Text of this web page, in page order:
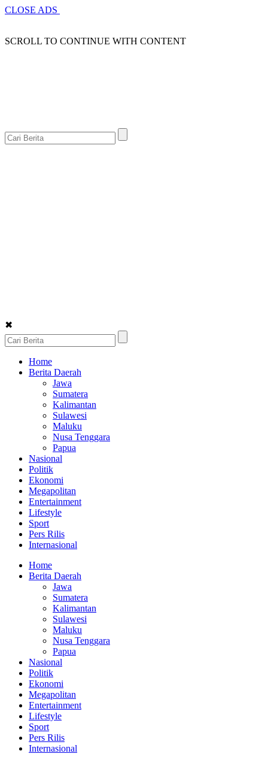
CLOSE ADS
SCROLL TO CONTINUE WITH CONTENT
✖
Home
Berita Daerah
Jawa
Sumatera
Kalimantan
Sulawesi
Maluku
Nusa Tenggara
Papua
Nasional
Politik
Ekonomi
Megapolitan
Entertainment
Lifestyle
Sport
Pers Rilis
Internasional
Home
Berita Daerah
Jawa
Sumatera
Kalimantan
Sulawesi
Maluku
Nusa Tenggara
Papua
Nasional
Politik
Ekonomi
Megapolitan
Entertainment
Lifestyle
Sport
Pers Rilis
Internasional